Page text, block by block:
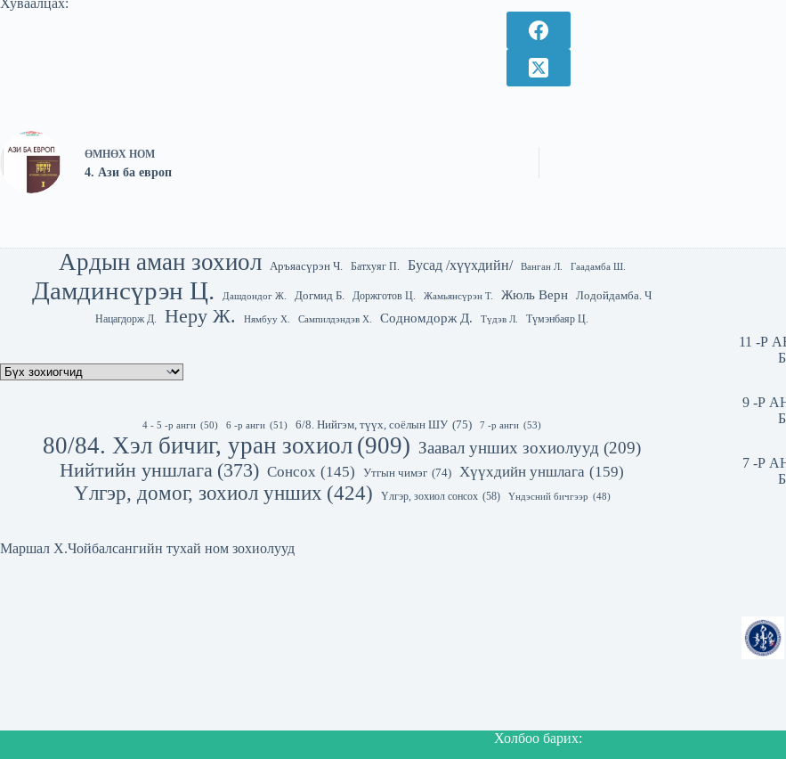
Хуваалцах:
ӨМНӨХ НОМ
4. Ази ба европ
Ардын аман зохиол Аръяасүрэн Ч. Батхуяг П. Бусад /хүүхдийн/ Ванган Л. Гаадамба Ш.
Дамдинсүрэн Ц. Дашдондог Ж. Догмид Б. Доржготов Ц. Жамьянсүрэн Т. Жюль Верн Лодойдамба. Ч
Нацагдорж Д. Неру Ж. Нямбуу Х. Сампилдэндэв Х. Содномдорж Д. Түдэв Л. Түмэнбаяр Ц.
4 - 5 -р анги (50) 6 -р анги (51) 6/8. Нийгэм, түүх, соёлын ШУ (75) 7 -р анги (53)
80/84. Хэл бичиг, уран зохиол (909) Заавал унших зохиолууд (209)
Нийтийн уншлага (373) Сонсох (145) Утгын чимэг (74) Хүүхдийн уншлага (159)
Үлгэр, домог, зохиол унших (424) Үлгэр, зохиол сонсох (58) Үндэсний бичгээр (48)
Маршал Х.Чойбалсангийн тухай ном зохиолууд
11 -Р
9 -Р
7 -Р
Холбоо барих: